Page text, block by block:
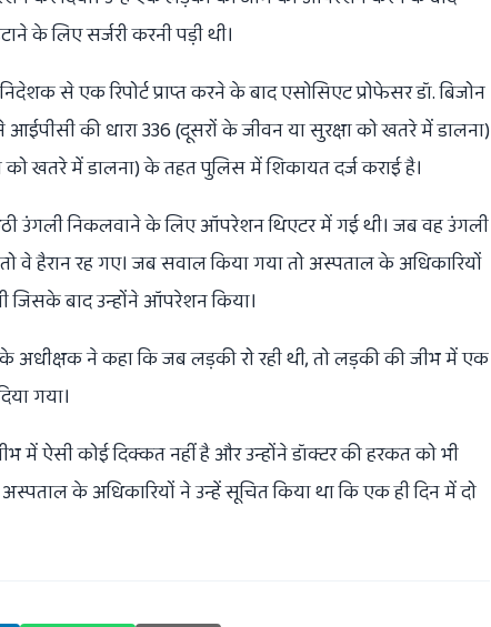
के लिए सर्जरी करनी पड़ी थी।
निदेशक से एक रिपोर्ट प्राप्त करने के बाद एसोसिएट प्रोफेसर डॉ. बिजोन
की धारा 336 (दूसरों के जीवन या सुरक्षा को खतरे में डालना)
को खतरे में डालना) के तहत पुलिस में शिकायत दर्ज कराई है।
उंगली निकलवाने के लिए ऑपरेशन थिएटर में गई थी। जब वह उंगली
हैरान रह गए। जब सवाल किया गया तो अस्पताल के अधिकारियों
जिसके बाद उन्होंने ऑपरेशन किया।
ने कहा कि जब लड़की रो रही थी, तो लड़की की जीभ में एक
गया।
में ऐसी कोई दिक्कत नहीं है और उन्होंने डॉक्टर की हरकत को भी
के अधिकारियों ने उन्हें सूचित किया था कि एक ही दिन में दो